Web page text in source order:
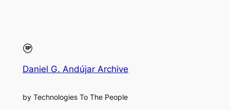
Daniel G. Andújar Archive
by Technologies To The People